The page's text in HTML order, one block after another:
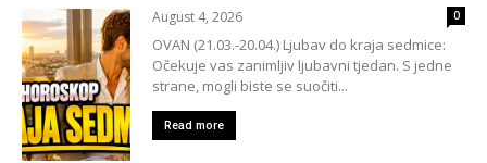
August 4, 2026 0
OVAN (21.03.-20.04.) Ljubav do kraja sedmice:
Očekuje vas zanimljiv ljubavni tjedan. S jedne
strane, mogli biste se suočiti...
Read more